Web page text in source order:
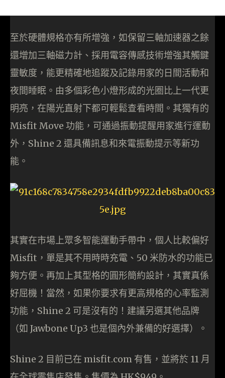
至於硬體規格亦有所增強，如保留三軸加速器之餘
還增加三軸磁力計、採用電容傳感技術增強其觸鍵
靈敏度，能更精確地追蹤及記錄用家的日間活動和
夜間睡眠。由多個彩色小燈形成的光圈比上一代更
明亮，在陽光直射下都可輕鬆查看時間。其獨有的
Misfit Move 功能，可通過振動提醒用家進行運動
外，Shine 2 還具備訊息和來電振動提示等新功
能。
其實在市場上眾多智能運動手帶中，個人比較偏好
Misfit，單是其不用時時充電、50 米防水的功能已
夠方便。再加上其型格的圓形簡約設計，其實真係
好屈機！當然，如果你要求有更高規格的心率監測
功能，Shine 2 可是沒有的！建議另選其他品牌
（如 Jawbone Up3 也是個內外兼備的好選擇）。
Shine 2 目前已在 misfit.com 有售，並將於 11 月